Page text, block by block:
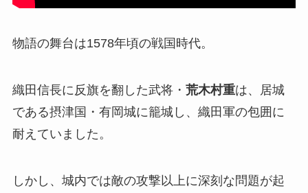
物語の舞台は1578年頃の戦国時代。
織田信長に反旗を翻した武将・ 荒木村重は、居城
である摂津国・有岡城に籠城し、織田軍の包囲に
耐えていました。
しかし、城内では敵の攻撃以上に深刻な問題が起